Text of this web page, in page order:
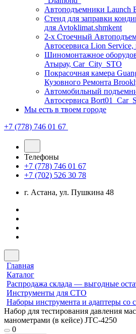
Автоподъемники Launch
Стенд для заправки
для Avtoklimat.shmkent
2-х Стоечный
Автосервиса Lion
Шиномонтажное
Атырау, Car_City_STO
Покрасочная камера
Кузовного Ремонта
Автомобильный
Автосервиса
Мы есть в твоем городе
+7 (778) 746 01 67
Телефоны
+7 (778) 746 01 67
+7 (702) 526 30 78
г. Астана, ул. Пушкина 48
Главная
Каталог
Распродажа склада — выгодные
Инструменты для СТО
Наборы инструмента и адаптеры со
Набор для тестирования давления
манометрами (в кейсе) JTC-4250
0